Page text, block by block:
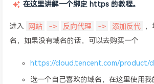
在这里讲解一个绑定 https 的教程。
进入 网站 -> 反向代理 -> 添加反代
名，如果没有域名的话，可以去购买一个
https://cloud.tencent.com/product/
选一个自己喜欢的域名，在这里使用我